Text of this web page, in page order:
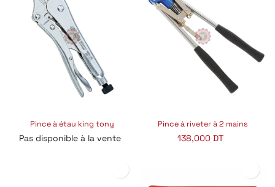
Pince à étau king tony
Pas disponible à la vente
Pince à riveter à 2 mains
138,000 DT